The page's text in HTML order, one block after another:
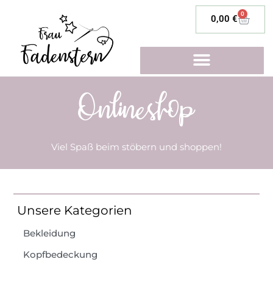
0,00 € 0
Onlineshop
Viel Spaß beim stöbern und shoppen!
Unsere Kategorien
Bekleidung
Kopfbedeckung